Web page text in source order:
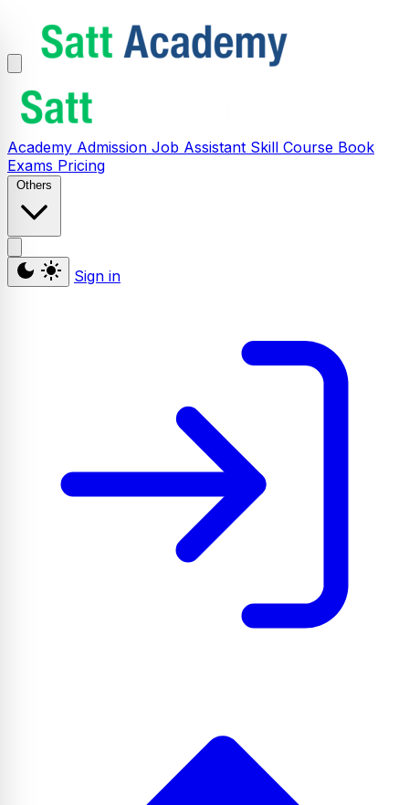
Academy Admission Job Assistant Skill Course Book
Exams Pricing
Others
Sign in